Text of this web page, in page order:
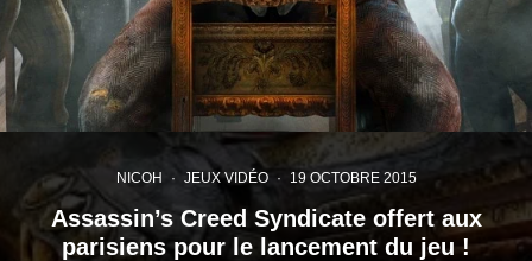
NICOH · JEUX VIDÉO · 19 OCTOBRE 2015
Assassin’s Creed Syndicate offert aux
parisiens pour le lancement du jeu !